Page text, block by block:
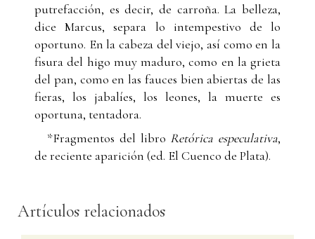
putrefacción, es decir, de carroña. La belleza,
dice Marcus, separa lo intempestivo de lo
oportuno. En la cabeza del viejo, así como en la
fisura del higo muy maduro, como en la grieta
del pan, como en las fauces bien abiertas de las
fieras, los jabalíes, los leones, la muerte es
oportuna, tentadora.
*Fragmentos del libro Retórica especulativa,
de reciente aparición (ed. El Cuenco de Plata).
Artículos relacionados